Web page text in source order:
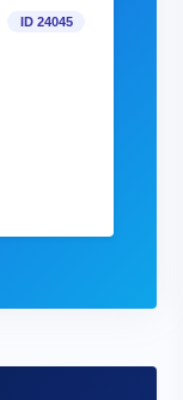
ID 24045